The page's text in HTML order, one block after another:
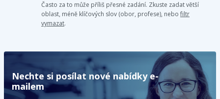
Často za to může příliš přesné zadání. Zkuste zadat větší
oblast, méně klíčových slov (obor, profese), nebo filtr
vymazat.
Nechte si posílat nové nabídky e-
mailem